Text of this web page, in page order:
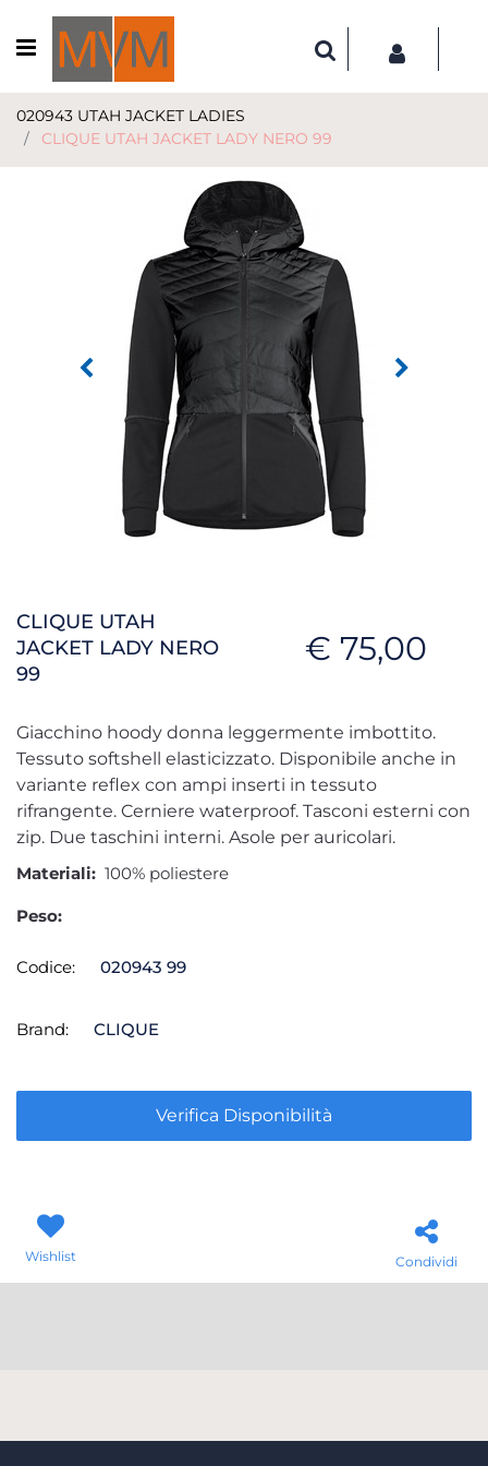
Open menu
020943 UTAH JACKET LADIES
CLIQUE UTAH JACKET LADY NERO 99
CLIQUE UTAH
JACKET LADY NERO
99
€ 75,00
Giacchino hoody donna leggermente imbottito.
Tessuto softshell elasticizzato. Disponibile anche in
variante reflex con ampi inserti in tessuto
rifrangente. Cerniere waterproof. Tasconi esterni con
zip. Due taschini interni. Asole per auricolari.
Materiali: 100% poliestere
Peso:
Codice: 020943 99
Brand: CLIQUE
Verifica Disponibilità
Wishlist Condividi